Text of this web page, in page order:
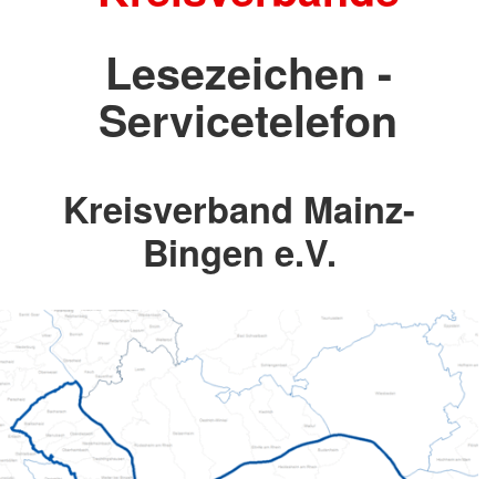
Lesezeichen -
Servicetelefon
Kreisverband Mainz-
Bingen e.V.